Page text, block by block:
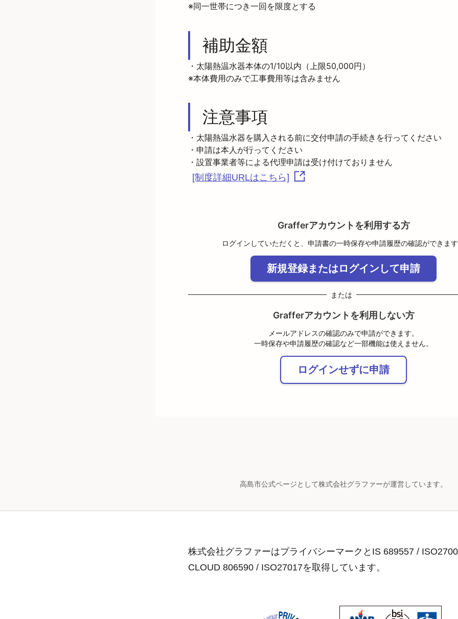
※同一世帯につき一回を限度とする
補助金額
・太陽熱温水器本体の1/10以内（上限50,000円）
※本体費用のみで工事費用等は含みません
注意事項
・太陽熱温水器を購入される前に交付申請の手続きを行ってください
・申請は本人が行ってください
・設置事業者等による代理申請は受け付けておりません
[制度詳細URLはこちら]
Grafferアカウントを利用する方
ログインしていただくと、申請書の一時保存や申請履歴の確認ができま
新規登録またはログインして申請
または
Grafferアカウントを利用しない方
メールアドレスの確認のみで申請ができます。
一時保存や申請履歴の確認など一部機能は使えません。
ログインせずに申請
高島市公式ページとして株式会社グラファーが運営しています。
株式会社グラファーはプライバシーマークとIS 689557 /
CLOUD 806590 / ISO27017を取得しています。